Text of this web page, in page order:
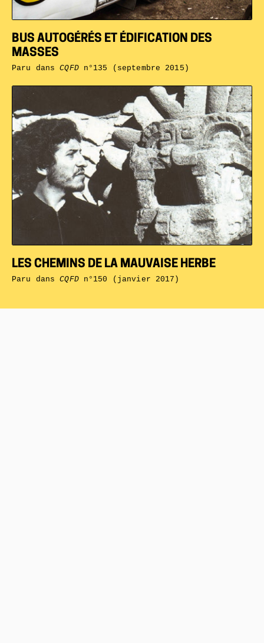
LES CHEMINS DE LA MAUVAISE HERBE
Paru dansCQFDn°150 (janvier 2017)
BUS AUTOGÉRÉS ET ÉDIFICATION DES
MASSES
Paru dansCQFDn°135 (septembre 2015)